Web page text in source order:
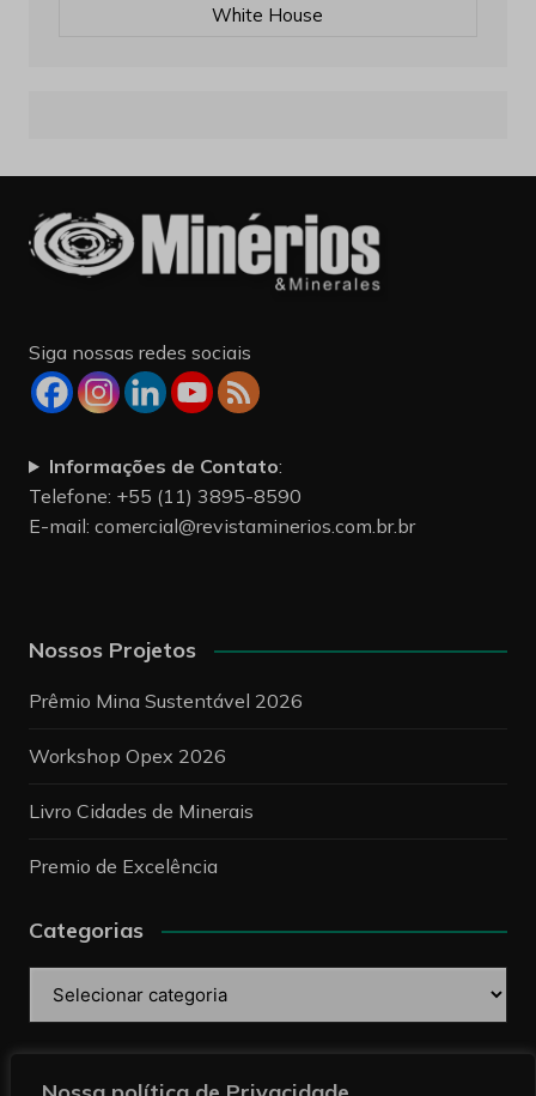
White House
Siga nossas redes sociais
Informações de Contato:
Telefone: +55 (11) 3895-8590
E-mail: comercial@revistaminerios.com.br.br
Nossos Projetos
Prêmio Mina Sustentável 2026
Workshop Opex 2026
Livro Cidades de Minerais
Premio de Excelência
Categorias